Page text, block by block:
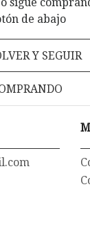
de abajo
Y SEGUIR